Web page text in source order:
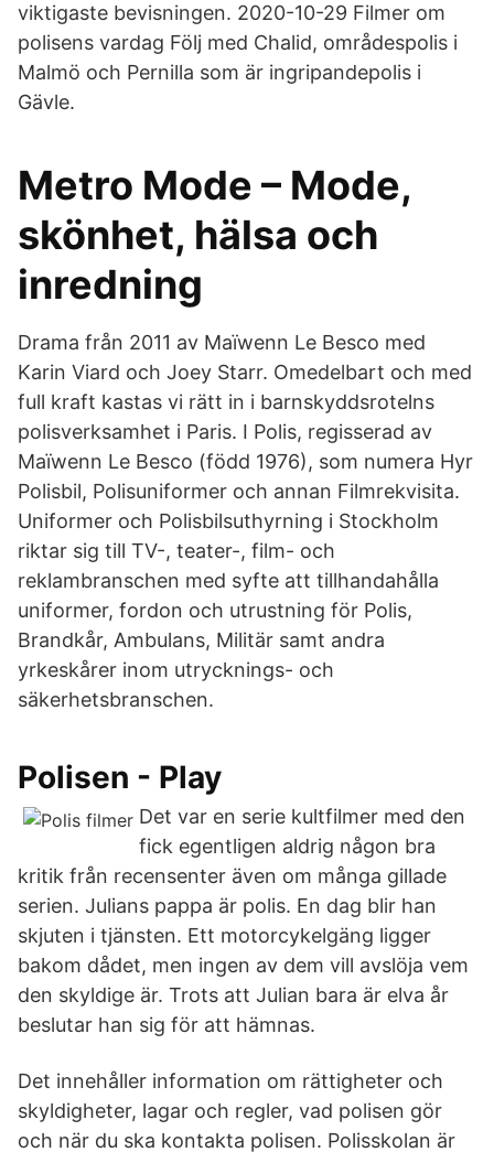
viktigaste bevisningen. 2020-10-29 Filmer om
polisens vardag Följ med Chalid, områdespolis i
Malmö och Pernilla som är ingripandepolis i
Gävle.
Metro Mode – Mode,
skönhet, hälsa och
inredning
Drama från 2011 av Maïwenn Le Besco med
Karin Viard och Joey Starr. Omedelbart och med
full kraft kastas vi rätt in i barnskyddsrotelns
polisverksamhet i Paris. I Polis, regisserad av
Maïwenn Le Besco (född 1976), som numera Hyr
Polisbil, Polisuniformer och annan Filmrekvisita.
Uniformer och Polisbilsuthyrning i Stockholm
riktar sig till TV-, teater-, film- och
reklambranschen med syfte att tillhandahålla
uniformer, fordon och utrustning för Polis,
Brandkår, Ambulans, Militär samt andra
yrkeskårer inom utrycknings- och
säkerhetsbranschen.
Polisen - Play
Det var en serie kultfilmer med den
fick egentligen aldrig någon bra
kritik från recensenter även om många gillade
serien. Julians pappa är polis. En dag blir han
skjuten i tjänsten. Ett motorcykelgäng ligger
bakom dådet, men ingen av dem vill avslöja vem
den skyldige är. Trots att Julian bara är elva år
beslutar han sig för att hämnas.
Det innehåller information om rättigheter och
skyldigheter, lagar och regler, vad polisen gör
och när du ska kontakta polisen. Polisskolan är